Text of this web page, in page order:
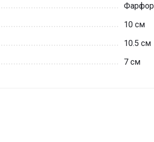
Фарфор
10 см
10.5 см
7 см